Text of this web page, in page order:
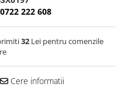
0722 222 608
32Lei pentru comenzile
Cere informatii